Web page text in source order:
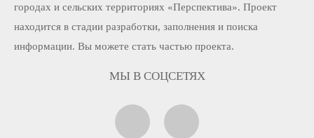
городах и сельских территориях «Перспектива». Проект
находится в стадии разработки, заполнения и поиска
информации. Вы можете стать частью проекта.
МЫ В СОЦСЕТЯХ